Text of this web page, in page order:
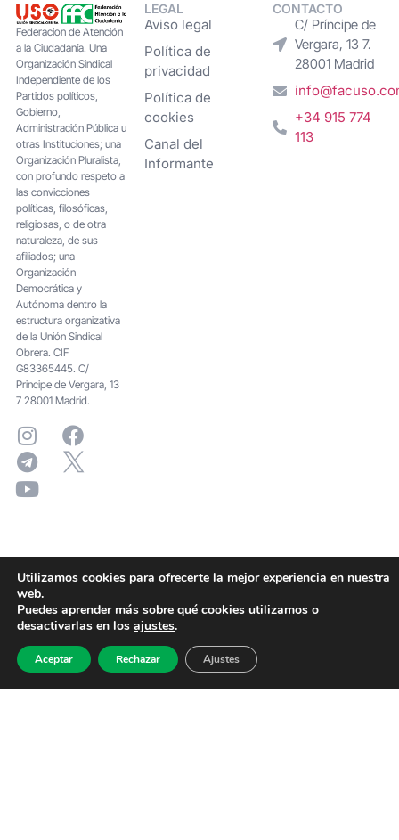
Federacion de Atención
a la Ciudadanía. Una
Organización Sindical
Independiente de los
Partidos políticos,
Gobierno,
Administración Pública u
otras Instituciones; una
Organización Pluralista,
con profundo respeto a
las convicciones
políticas, filosóficas,
religiosas, o de otra
naturaleza, de sus
afiliados; una
Organización
Democrática y
Autónoma dentro la
estructura organizativa
de la Unión Sindical
Obrera. CIF
G83365445. C/
Principe de Vergara, 13
7 28001 Madrid.
LEGAL
Aviso legal
Política de
privacidad
Política de
cookies
Canal del
Informante
CONTACTO
C/ Príncipe de
Vergara, 13 7.
28001 Madrid
+34 915 774
113
Utilizamos cookies para ofrecerte la mejor experiencia en nuestra
web.
Puedes aprender más sobre qué cookies utilizamos o
desactivarlas en los ajustes.
Aceptar Rechazar Ajustes